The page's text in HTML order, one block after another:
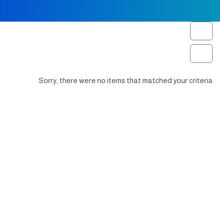
Sorry, there were no items that matched your criteria.